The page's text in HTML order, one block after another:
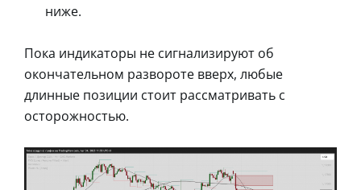
ниже.
Пока индикаторы не сигнализируют об
окончательном развороте вверх, любые
длинные позиции стоит рассматривать с
осторожностью.